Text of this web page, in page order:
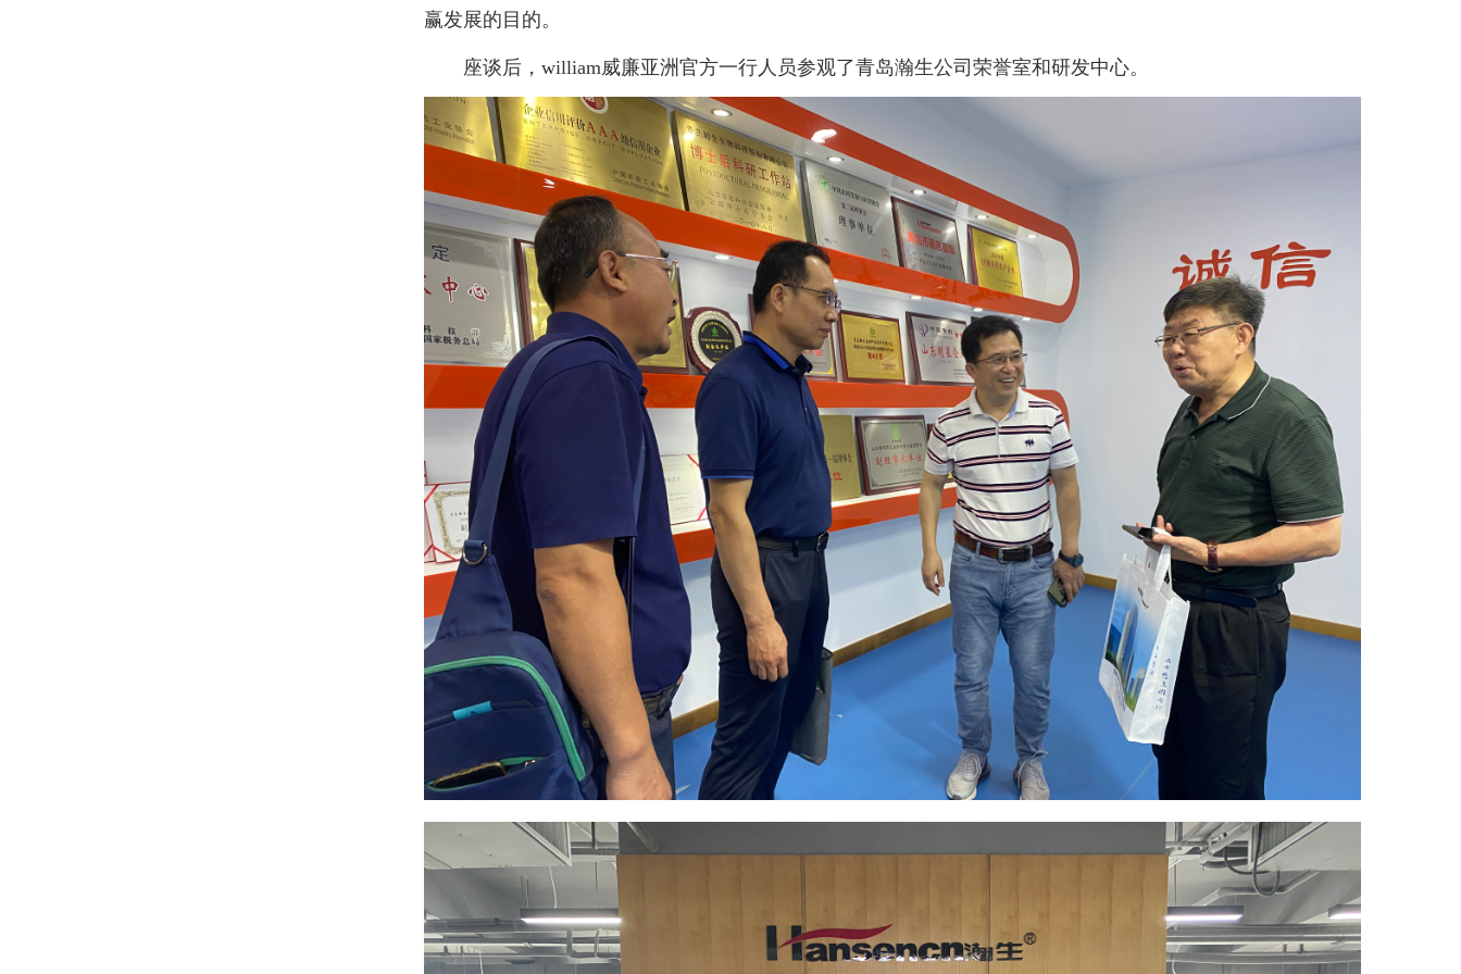
赢发展的目的。
座谈后，william威廉亚洲官方一行人员参观了青岛瀚生公司荣誉室和研发中心。